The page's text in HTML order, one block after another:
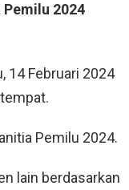
2024
14 Februari 2024
Pemilu 2024.
lain berdasarkan